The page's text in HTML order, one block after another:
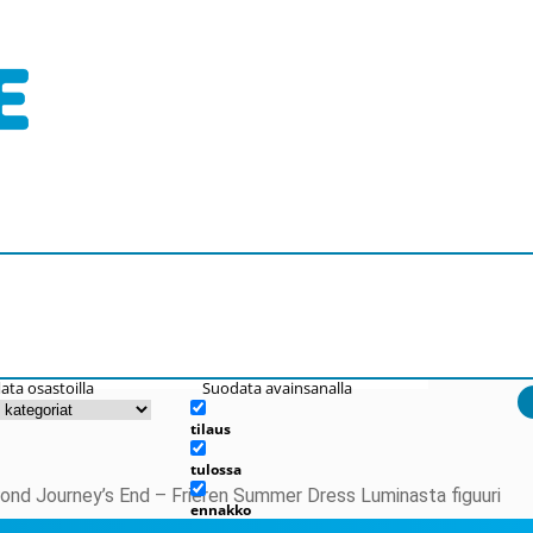
osastoilla Suodata avainsanalla
tilaus
tulossa
ennakko
Journey’s End – Frieren Summer Dress Luminasta figuuri